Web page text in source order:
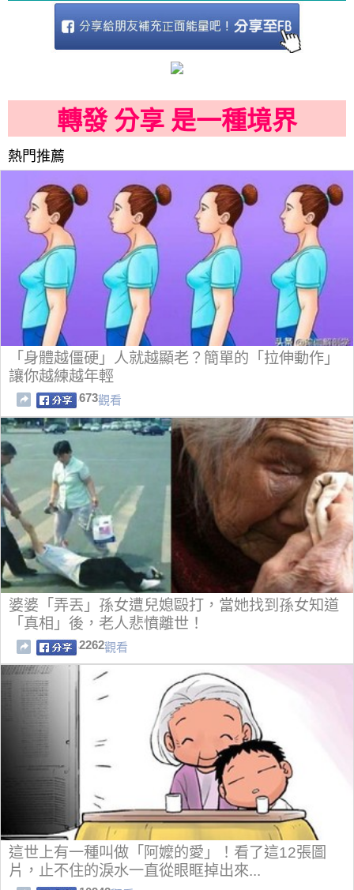
轉發 分享 是一種境界
熱門推薦
「身體越僵硬」人就越顯老？簡單的「拉伸動作」
讓你越練越年輕
673觀看
婆婆「弄丟」孫女遭兒媳毆打，當她找到孫女知道
「真相」後，老人悲憤離世！
2262觀看
這世上有一種叫做「阿嬤的愛」！看了這12張圖
片，止不住的淚水一直從眼眶掉出來...